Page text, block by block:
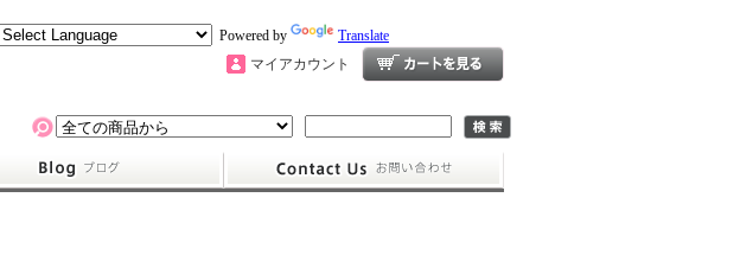
Powered by
Translate
マイアカウント